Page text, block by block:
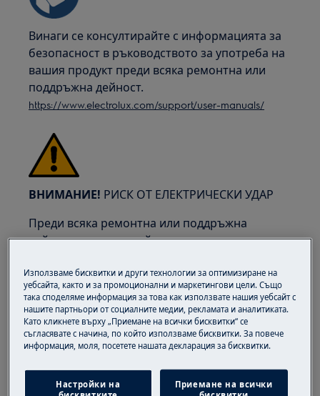
Винаги се консултирайте с информацията за
безопасност в ръководството за употреба на
вашия продукт преди всяка ремонтна или
поддръжна дейност.
https://www.electrolux.com/support/user-manuals/
ВНИМАНИЕ! РИСК ОТ ЕЛЕКТРИЧЕСКИ УДАР
Преди всяка ремонтна или поддръжна
дейност, деактивирайте уреда и изключете
Използваме бисквитки и други технологии за оптимизиране на
уебсайта, както и за промоционални и маркетингови цели. Също
така споделяме информация за това как използвате нашия уебсайт с
нашите партньори от социалните медии, рекламата и аналитиката.
Като кликнете върху „Приемане на всички бисквитки“ се
съгласявате с начина, по който използваме бисквитки. За повече
информация, моля, посетете нашата декларация за бисквитки.
Настройки на
Приемане на всички